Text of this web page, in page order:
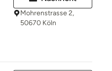
Mohrenstrasse 2,
50670 Köln